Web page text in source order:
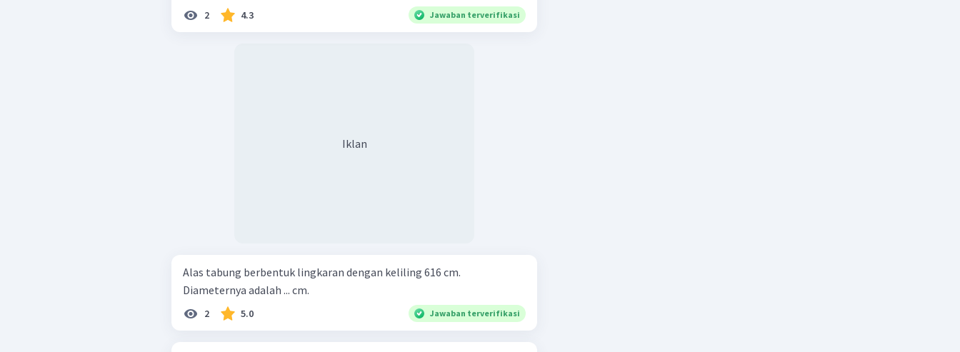
2 4.3 Jawaban terverifikasi
Iklan
Alas tabung berbentuk lingkaran dengan keliling 616 cm.
Diameternya adalah ... cm.
2 5.0 Jawaban terverifikasi